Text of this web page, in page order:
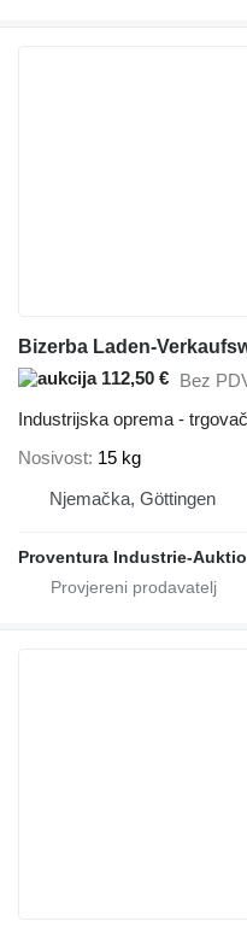
Bizerba Laden-
112,50 € Bez
Industrijska oprema -
Nosivost 15 kg
Njemačka, Göttingen
Proventura Industrie-